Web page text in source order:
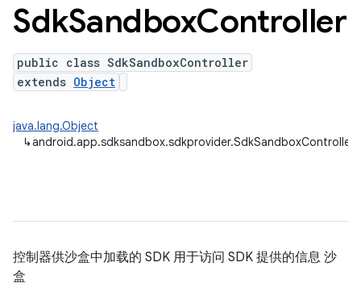
SdkSandboxController
public class SdkSandboxController
extends Object
java.lang.Object
↳android.app.sdksandbox.sdkprovider.SdkSandboxController
控制器供沙盒中加载的 SDK 用于访问 SDK 提供的信息 沙
盒